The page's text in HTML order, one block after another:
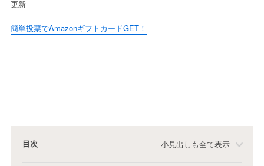
更新
簡単投票でAmazonギフトカードGET！
目次 小見出しも全て表示